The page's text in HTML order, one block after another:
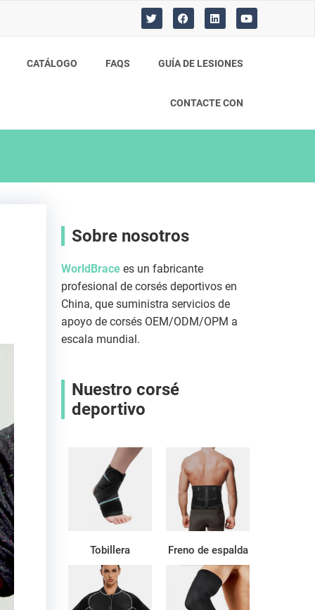
T
w
i
F
a
c
o
L
i
n
d
Y
o
u
CATÁLOGO FAQS GUÍA DE LESIONES
CONTACTE CON
Sobre nosotros
WorldBrace es un fabricante
profesional de corsés deportivos en
China, que suministra servicios de
apoyo de corsés OEM/ODM/OPM a
escala mundial.
Nuestro corsé
deportivo
Tobillera Freno de espalda